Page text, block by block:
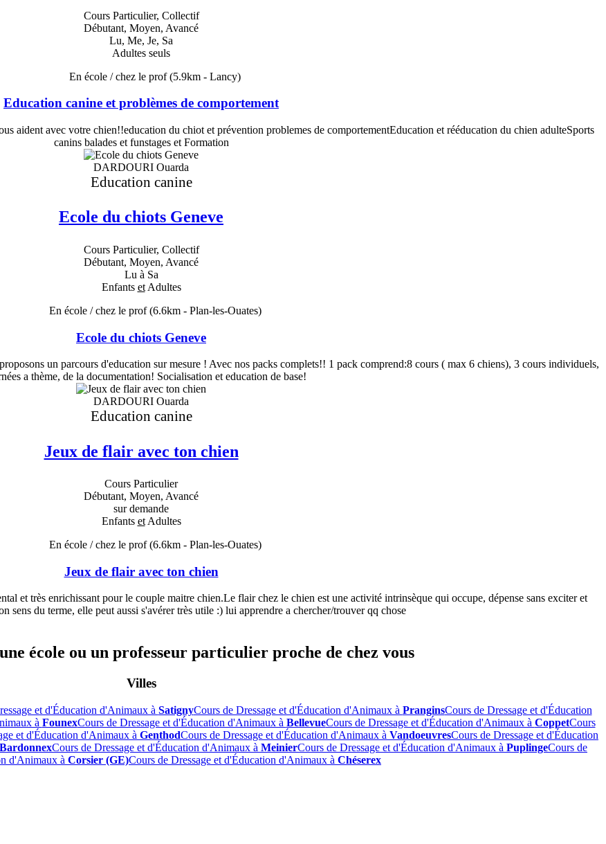
Cours Particulier, Collectif
Débutant, Moyen, Avancé
Lu, Me, Je, Sa
Adultes seuls
En école / chez le prof(5.9km - Lancy)
Education canine et problèmes de comportement
aident avec votre chien!!education du chiot et prévention problemes de comportementEducation et rééducation du chien adulteSports
canins balades et funstages et Formation
DARDOURI Ouarda
Education canine
Ecole du chiots Geneve
Cours Particulier, Collectif
Débutant, Moyen, Avancé
Lu à Sa
Enfants etAdultes
En école / chez le prof(6.6km - Plan-les-Ouates)
Ecole du chiots Geneve
un parcours d'education sur mesure ! Avec nos packs complets!! 1 pack comprend:8 cours ( max 6 chiens), 3 cours individuels,
a thème, de la documentation! Socialisation et education de base!
DARDOURI Ouarda
Education canine
Jeux de flair avec ton chien
Cours Particulier
Débutant, Moyen, Avancé
sur demande
Enfants etAdultes
En école / chez le prof(6.6km - Plan-les-Ouates)
Jeux de flair avec ton chien
et très enrichissant pour le couple maitre chien.Le flair chez le chien est une activité intrinsèque qui occupe, dépense sans exciter et
sens du terme, elle peut aussi s'avérer très utile :) lui apprendre a chercher/trouver qq chose
école ou un professeur particulier proche de chez vous
Villes
et d'Éducation d'Animaux à SatignyCours de Dressage et d'Éducation d'Animaux à PranginsCours de Dressage et d'Éducation
à FounexCours de Dressage et d'Éducation d'Animaux à BellevueCours de Dressage et d'Éducation d'Animaux à CoppetCours
et d'Éducation d'Animaux à GenthodCours de Dressage et d'Éducation d'Animaux à VandoeuvresCours de Dressage et d'Éducation
BardonnexCours de Dressage et d'Éducation d'Animaux à MeinierCours de Dressage et d'Éducation d'Animaux à PuplingeCours de
d'Animaux à Corsier (GE)Cours de Dressage et d'Éducation d'Animaux à Chéserex